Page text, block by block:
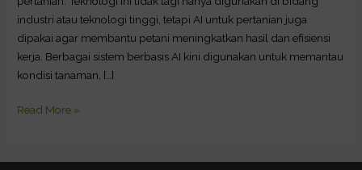
industri atau teknologi tinggi, tetapi AI untuk pertanian juga
dipakai agar membantu petani meningkatkan hasil dan efisiensi
kerja. Berbagai sistem berbasis AI kini digunakan untuk memantau
kondisi tanaman, […]
Read More »